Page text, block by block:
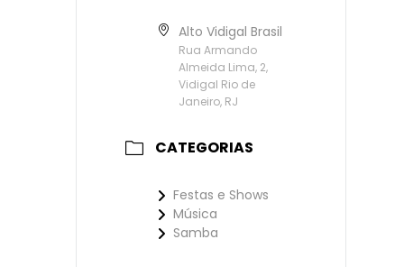
Alto Vidigal Brasil
Rua Armando
Almeida Lima, 2,
Vidigal Rio de
Janeiro, RJ
CATEGORIAS
Festas e Shows
Música
Samba